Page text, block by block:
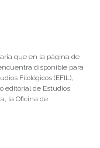
que en la página de
disponible para
Filológicos (EFIL),
editorial de Estudios
la Oficina de